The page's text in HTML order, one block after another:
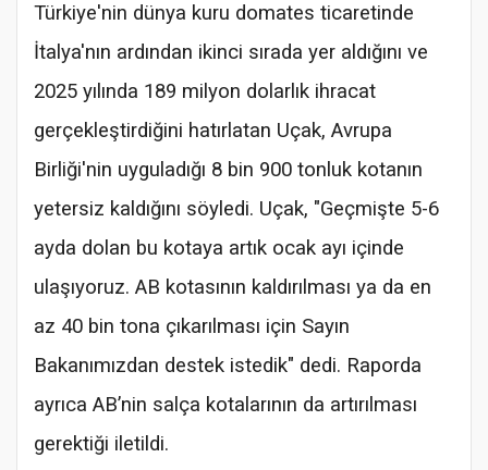
Türkiye'nin dünya kuru domates ticaretinde
İtalya'nın ardından ikinci sırada yer aldığını ve
2025 yılında 189 milyon dolarlık ihracat
gerçekleştirdiğini hatırlatan Uçak, Avrupa
Birliği'nin uyguladığı 8 bin 900 tonluk kotanın
yetersiz kaldığını söyledi. Uçak, "Geçmişte 5-6
ayda dolan bu kotaya artık ocak ayı içinde
ulaşıyoruz. AB kotasının kaldırılması ya da en
az 40 bin tona çıkarılması için Sayın
Bakanımızdan destek istedik" dedi. Raporda
ayrıca AB’nin salça kotalarının da artırılması
gerektiği iletildi.